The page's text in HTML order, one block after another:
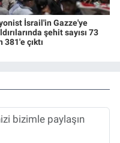
İsrail'in Gazze'ye
şehit sayısı 73
381'e çıktı